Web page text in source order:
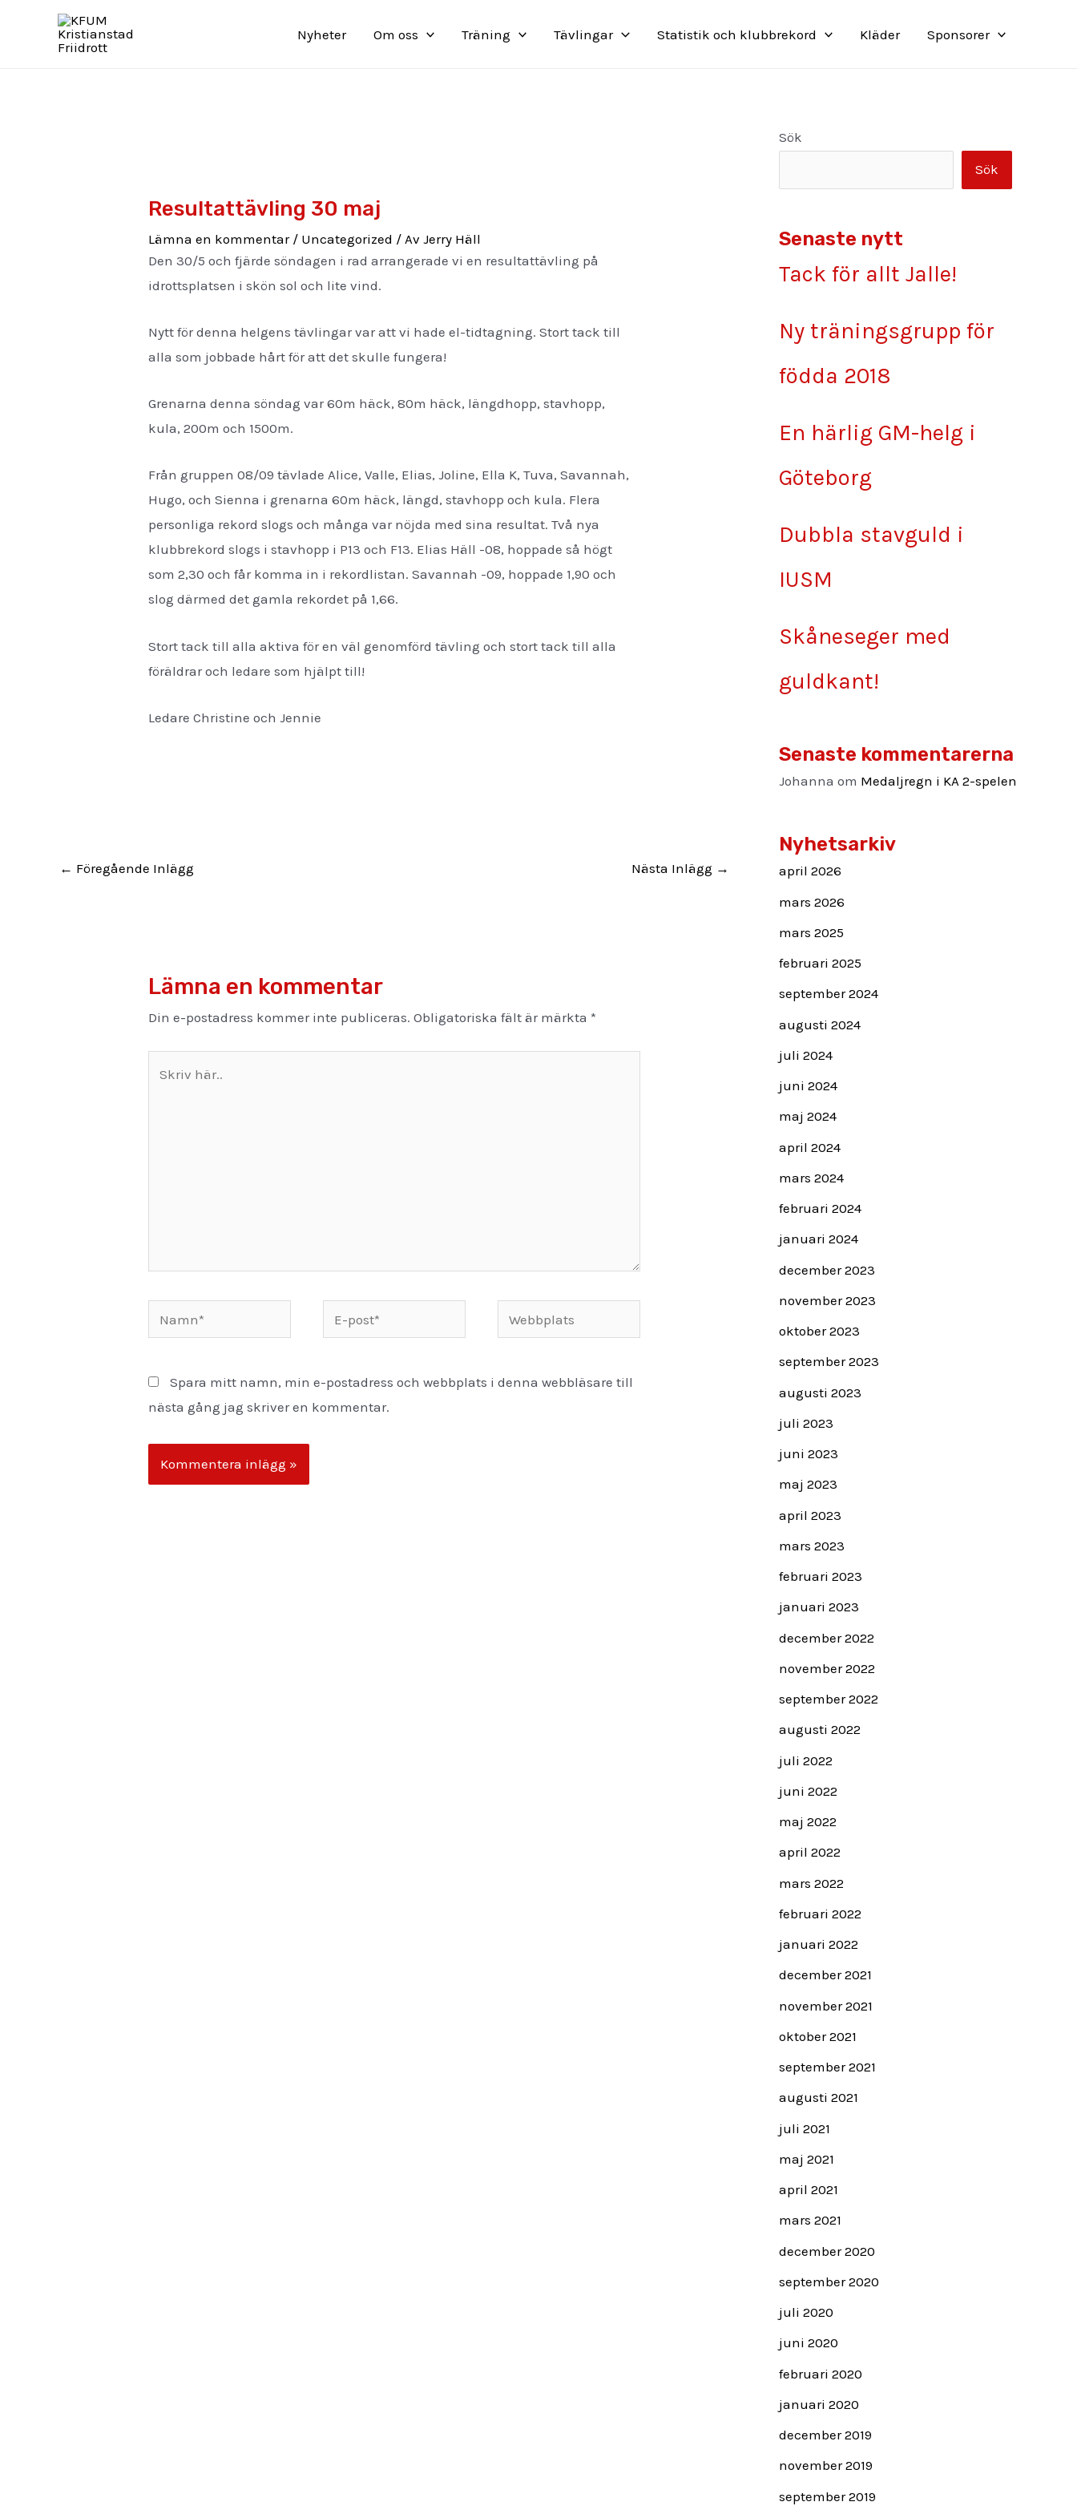
Nyheter Om oss Träning Tävlingar Statistik och klubbrekord Kläder Sponsorer
Resultattävling 30 maj
Lämna en kommentar / Uncategorized / Av Jerry Häll
Den 30/5 och fjärde söndagen i rad arrangerade vi en resultattävling på
idrottsplatsen i skön sol och lite vind.
Nytt för denna helgens tävlingar var att vi hade el-tidtagning. Stort tack till
alla som jobbade hårt för att det skulle fungera!
Grenarna denna söndag var 60m häck, 80m häck, längdhopp, stavhopp,
kula, 200m och 1500m.
Från gruppen 08/09 tävlade Alice, Valle, Elias, Joline, Ella K, Tuva, Savannah,
Hugo, och Sienna i grenarna 60m häck, längd, stavhopp och kula. Flera
personliga rekord slogs och många var nöjda med sina resultat. Två nya
klubbrekord slogs i stavhopp i P13 och F13. Elias Häll -08, hoppade så högt
som 2,30 och får komma in i rekordlistan. Savannah -09, hoppade 1,90 och
slog därmed det gamla rekordet på 1,66.
Stort tack till alla aktiva för en väl genomförd tävling och stort tack till alla
föräldrar och ledare som hjälpt till!
Ledare Christine och Jennie
Inläggsnavigering
← Föregående Inlägg Nästa Inlägg →
Lämna en kommentar
Din e-postadress kommer inte publiceras. Obligatoriska fält är märkta *
post*
Spara mitt namn, min e-postadress och webbplats i denna webbläsare till
nästa gång jag skriver en kommentar.
Sök
Sök
Senaste nytt
Tack för allt Jalle!
Ny träningsgrupp för
födda 2018
En härlig GM-helg i
Göteborg
Dubbla stavguld i
IUSM
Skåneseger med
guldkant!
Senaste kommentarerna
Johanna om Medaljregn i KA 2-spelen
Nyhetsarkiv
april 2026
mars 2026
mars 2025
februari 2025
september 2024
augusti 2024
juli 2024
juni 2024
maj 2024
april 2024
mars 2024
februari 2024
januari 2024
december 2023
november 2023
oktober 2023
september 2023
augusti 2023
juli 2023
juni 2023
maj 2023
april 2023
mars 2023
februari 2023
januari 2023
december 2022
november 2022
september 2022
augusti 2022
juli 2022
juni 2022
maj 2022
april 2022
mars 2022
februari 2022
januari 2022
december 2021
november 2021
oktober 2021
september 2021
augusti 2021
juli 2021
maj 2021
april 2021
mars 2021
december 2020
september 2020
juli 2020
juni 2020
februari 2020
januari 2020
december 2019
november 2019
september 2019